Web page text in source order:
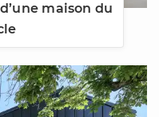
maison du